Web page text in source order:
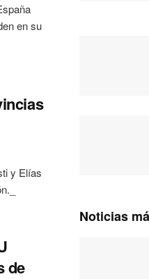
en su
y Elías
de
Noticias